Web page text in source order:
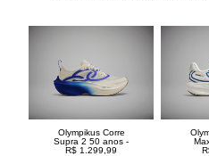
Olympikus Corre
Supra 2 50 anos -
R$ 1.299,99